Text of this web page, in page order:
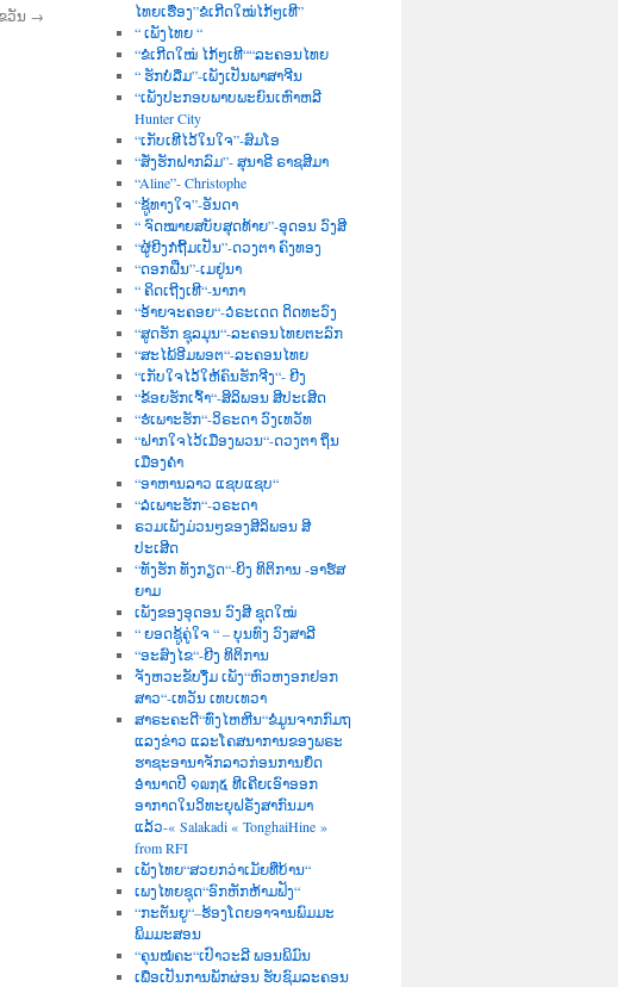
ວັນ →
ໄທຍເຮື່ອງ”ຂໍເກີດໃໝ່ໄກ້ໆເທີ”
“ ເພັງໄທຍ “
“ຂໍເກີດໃໝ່ ໄກ້ໆເທີ““ລະຄອນໄທຍ
“ ຮັກບໍ່ລືມ”-ເພັງເປັນພາສາຈີນ
“ເພັງປະກອບພາບພະຍົນເຫົາຫລີ
Hunter City
“ເກັບເທີໄວ້ໃນໃຈ”-ສົມໂອ
“ສັ່ງຮັກຝາກລົມ”- ສຸນາຣີ ຣາຊສີມາ
“Aline”- Christophe
“ຊູ້ທາງໃຈ”-ອັນດາ
“ ຈົດໝາຍສບັບສຸດທ້າຍ”-ອຸດອນ ວົງສີ
“ຜູ້ຍີງກໍຖີ້ມເປັນ”-ດວງຕາ ຄົງທອງ
“ດອກຝີ່ນ”-ເມຢູ່ນາ
“ ຄິດເຖີງເທີ“-ນາກາ
“ອ້າຍຈະຄອຍ“-ວໍຣະເດດ ດິດທະວົງ
“ສູດຮັກ ຊຸລມຸນ“-ລະຄອນໄທຍຕະລົກ
“ສະໄພ້ອີມພອຕ“-ລະຄອນໄທຍ
“ເກັບໃຈໄວ້ໃຫ້ຄົນຮັກຈີງ“- ຍີງ
“ຂ້ອຍຮັກເຈົ້າ“-ສິລິພອນ ສີປະເສີດ
“ຮໍເພາະຮັກ“-ວິຣະດາ ວົງເທວັທ
“ຝາກໃຈໄວ້ເມືອງພວນ“-ດວງຕາ ຖິ່ນ
ເມືອງຄຳ
“ອາຫານລາວ ແຊບແຊບ“
“ລໍເພາະຮັກ“-ວຣະດາ
ຣວມເພັງມ່ວນໆຂອງສີລິພອນ ສີ
ປະເສີດ
“ທັງຮັກ ທັງກຽດ“-ຍິງ ທິຕິການ -ອາຮ໌ສ
ຍາມ
ເພັງຂອງອຸດອນ ວົງສີ ຊຸດໃໝ່
“ ຍອດຊູ້ຄູ່ໃຈ “ – ບຸນທົງ ວົງສາລີ
“ອະສົງໄຂ“-ຍີງ ທິຕິການ
ຈັງຫວະຂັບງື່ມ ເພັງ“ຫົວຫງອກຢອກ
ສາວ“-ເທວັນ ເທບເທວາ
ສາຣະຄະດີ“ທົ່ງໄຫຫີນ“ຂໍ່ມູນຈາກກົມຖ
ແລງຂ່າວ ແລະໂຄສນາການຂອງພຣະ
ຮາຊະອານາຈັກລາວກ່ອນການຍຶດ
ອຳນາດປີ ໑໙໗໕ ທີເຄີຍເອົາອອກ
ອາກາດໃນວິທະຍຸຝຣັ່ງສາກົນມາ
ແລ້ວ-« Salakadi « TonghaiHine »
from RFI
ເພັງໄທຍ“ສວຍກວ່າເມັຍທີ່ບ້ານ“
ເພງໄທຍຊຸດ“ອົກຫັກຫ້າມຟັງ“
“ກະຕັນຍູ“–ຮ້ອງໂດຍອາຈານພົມມະ
ພິມມະສອນ
“ຄຸນໝໍຄະ“ເປົາວະລີ ພອນພິມົນ
ເພື່ອເປັນການພັກຜ່ອນ ຮັບຊົມລະຄອນ